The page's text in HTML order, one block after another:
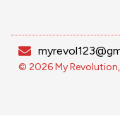
© 2026 My